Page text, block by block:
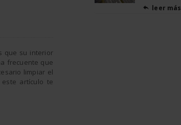
que su interior
frecuente que
limpiar el
artículo te
 leer más